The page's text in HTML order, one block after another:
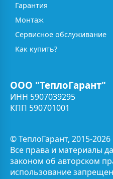
Гарантия
Монтаж
Сервисное обслуживание
Как купить?
ООО "ТеплоГарант"
ИНН 5907039295
КПП 590701001
© ТеплоГарант, 2015-2026
Все права и материалы
законом об авторском
использование